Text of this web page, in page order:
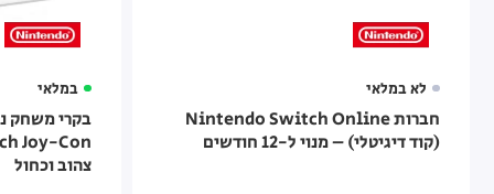
לא במלאי
חברות Nintendo Switch Online
(קוד דיגיטלי) – מנוי ל-12 חודשים
במלאי
בקרי משחק
צהוב וכחול